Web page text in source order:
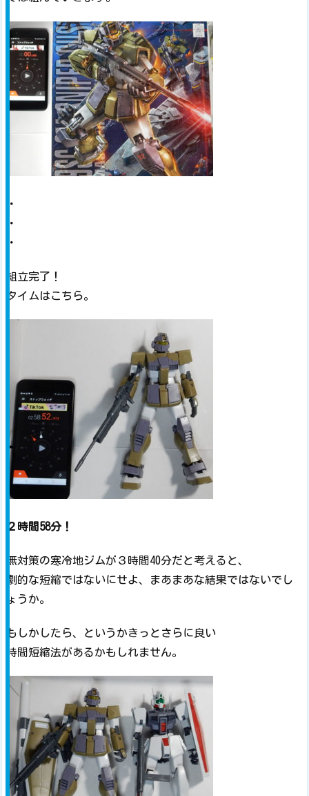
・
・
・
組立完了！
タイムはこちら。
２時間58分！
無対策の寒冷地ジムが３時間40分だと考えると、
劇的な短縮ではないにせよ、まあまあな結果ではないでし
ょうか。
もしかしたら、というかきっとさらに良い
時間短縮法があるかもしれません。